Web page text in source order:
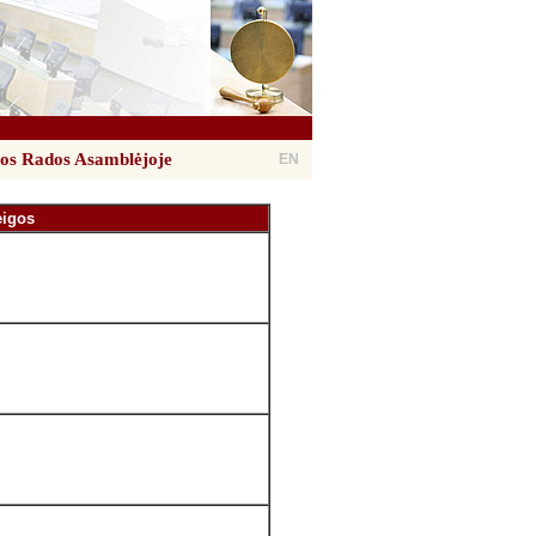
Rados Asamblėjoje EN